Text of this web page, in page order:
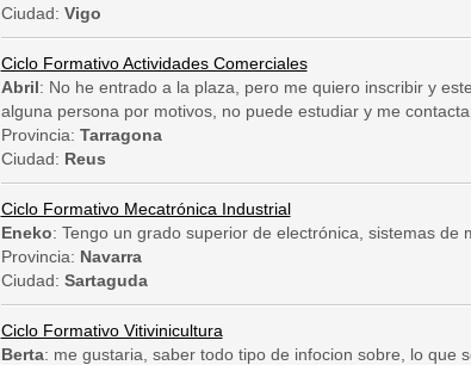
Ciudad: Vigo
Ciclo Formativo Actividades Comerciales
Abril: No he entrado a la plaza, pero me quiero inscribir y
alguna persona por motivos, no puede estudiar y me
Provincia: Tarragona
Ciudad: Reus
Ciclo Formativo Mecatrónica Industrial
Eneko: Tengo un grado superior de electrónica, sistemas
Provincia: Navarra
Ciudad: Sartaguda
Ciclo Formativo Vitivinicultura
Berta: me gustaria, saber todo tipo de infocion sobre, lo que